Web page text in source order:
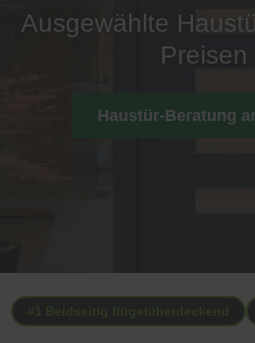
Ausgewählte
Preisen
Haustür-Beratung
#1 Beidseitig flügelüberdeckend